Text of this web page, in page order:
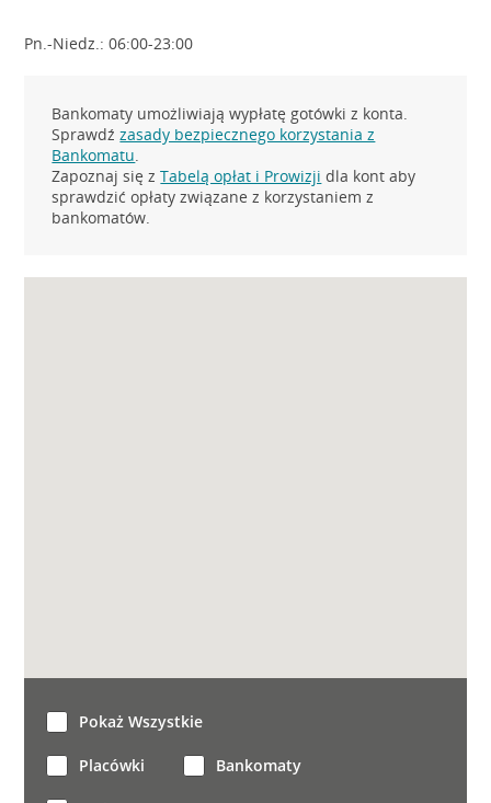
Pn.-Niedz.: 06:00-23:00
Bankomaty umożliwiają wypłatę gotówki z konta.
Sprawdźzasady bezpiecznego korzystania z
Bankomatu.
Zapoznaj się zTabelą opłat i Prowizji dla kont aby
sprawdzić opłaty związane z korzystaniem z
bankomatów.
Pokaż Wszystkie
Placówki Bankomaty